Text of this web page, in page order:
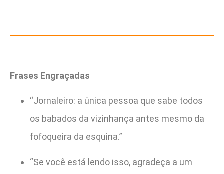
Frases Engraçadas
“Jornaleiro: a única pessoa que sabe todos
os babados da vizinhança antes mesmo da
fofoqueira da esquina.”
“Se você está lendo isso, agradeça a um